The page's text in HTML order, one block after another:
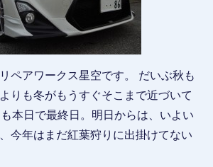
ペアワークス星空です。 だいぶ秋も
も冬がもうすぐそこまで近づいて
本日で最終日。明日からは、いよい
今年はまだ紅葉狩りに出掛けてない